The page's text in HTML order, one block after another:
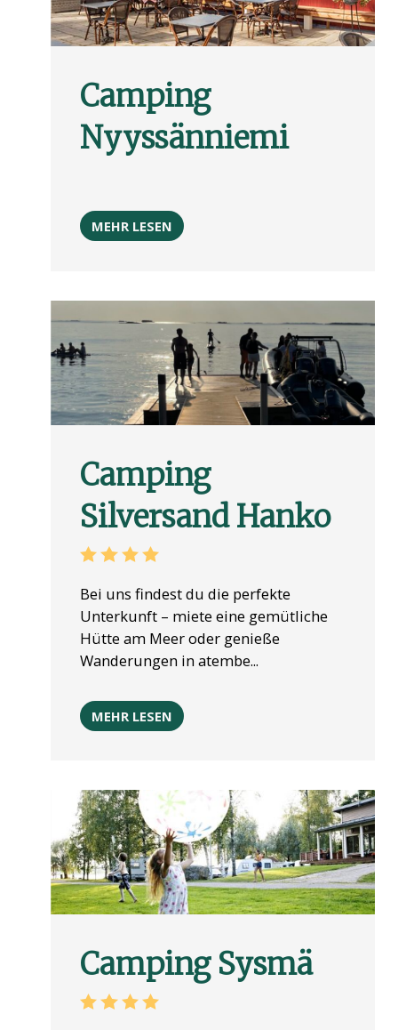
Camping
Nyyssänniemi
MEHR LESEN
Camping
Silversand Hanko
Bei uns findest du die perfekte
Unterkunft – miete eine gemütliche
Hütte am Meer oder genieße
Wanderungen in atembe...
MEHR LESEN
Camping Sysmä